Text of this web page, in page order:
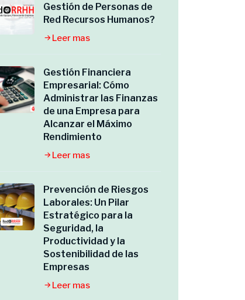
Gestión de Personas de
Red Recursos Humanos?
Leer mas
Gestión Financiera
Empresarial: Cómo
Administrar las Finanzas
de una Empresa para
Alcanzar el Máximo
Rendimiento
Leer mas
Prevención de Riesgos
Laborales: Un Pilar
Estratégico para la
Seguridad, la
Productividad y la
Sostenibilidad de las
Empresas
Leer mas